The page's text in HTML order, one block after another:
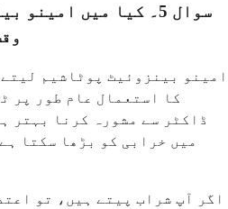
سوال 5۔ کیا میں
امینو بینزوئیٹ پوٹاشیم
کا استعمال عام طور پر
ڈاکٹر سے مشورہ کرنا بہتر
میں خرابی کو بڑھا سکتا
اگر آپ شراب پیتے ہیں، تو